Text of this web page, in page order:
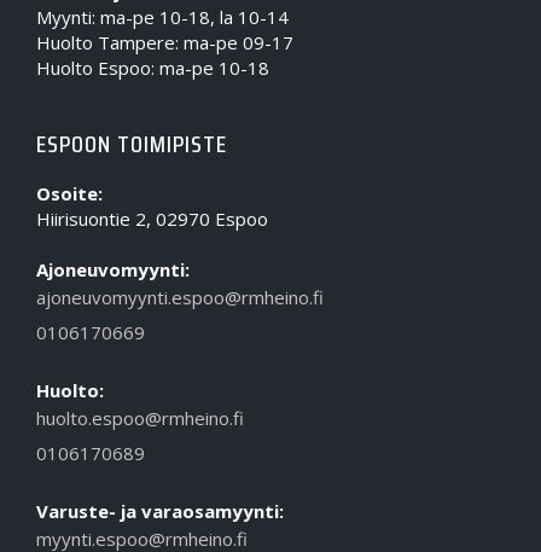
Myynti: ma-pe 10-18, la 10-14
Huolto Tampere: ma-pe 09-17
Huolto Espoo: ma-pe 10-18
ESPOON TOIMIPISTE
Osoite:
Hiirisuontie 2, 02970 Espoo
Ajoneuvomyynti:
ajoneuvomyynti.espoo@rmheino.fi
0106170669
Huolto:
huolto.espoo@rmheino.fi
0106170689
Varuste- ja varaosamyynti:
myynti.espoo@rmheino.fi